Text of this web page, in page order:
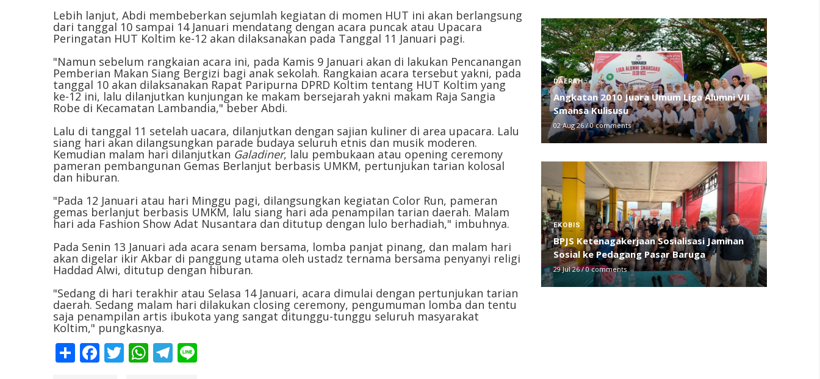
Lebih lanjut, Abdi membeberkan sejumlah kegiatan di momen HUT ini akan berlangsung
dari tanggal 10 sampai 14 Januari mendatang dengan acara puncak atau Upacara
Peringatan HUT Koltim ke-12 akan dilaksanakan pada Tanggal 11 Januari pagi.
"Namun sebelum rangkaian acara ini, pada Kamis 9 Januari akan di lakukan Pencanangan
Pemberian Makan Siang Bergizi bagi anak sekolah. Rangkaian acara tersebut yakni, pada
tanggal 10 akan dilaksanakan Rapat Paripurna DPRD Koltim tentang HUT Koltim yang
ke-12 ini, lalu dilanjutkan kunjungan ke makam bersejarah yakni makam Raja Sangia
Robe di Kecamatan Lambandia," beber Abdi.
Lalu di tanggal 11 setelah uacara, dilanjutkan dengan sajian kuliner di area upacara. Lalu
siang hari akan dilangsungkan parade budaya seluruh etnis dan musik moderen.
Kemudian malam hari dilanjutkan Galadiner, lalu pembukaan atau opening ceremony
pameran pembangunan Gemas Berlanjut berbasis UMKM, pertunjukan tarian kolosal
dan hiburan.
"Pada 12 Januari atau hari Minggu pagi, dilangsungkan kegiatan Color Run, pameran
gemas berlanjut berbasis UMKM, lalu siang hari ada penampilan tarian daerah. Malam
hari ada Fashion Show Adat Nusantara dan ditutup dengan lulo berhadiah," imbuhnya.
Pada Senin 13 Januari ada acara senam bersama, lomba panjat pinang, dan malam hari
akan digelar ikir Akbar di panggung utama oleh ustadz ternama bersama penyanyi religi
Haddad Alwi, ditutup dengan hiburan.
"Sedang di hari terakhir atau Selasa 14 Januari, acara dimulai dengan pertunjukan tarian
daerah. Sedang malam hari dilakukan closing ceremony, pengumuman lomba dan tentu
saja penampilan artis ibukota yang sangat ditunggu-tunggu seluruh masyarakat
Koltim," pungkasnya.
ShareFacebook
Twitter
WhatsApp
Telegram
DAERAH
Angkatan 2010 Juara Umum Liga Alumni VII
Smansa Kulisusu
02 Aug 26 /0 comments
EKOBIS
BPJS Ketenagakerjaan Sosialisasi Jaminan
Sosial ke Pedagang Pasar Baruga
29 Jul 26/0 comments